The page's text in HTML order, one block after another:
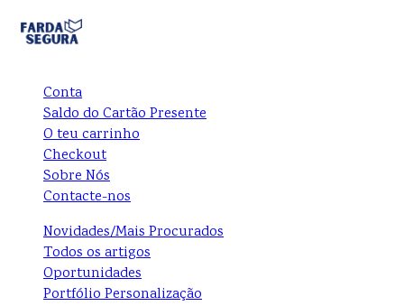
Conta
Saldo do Cartão Presente
O teu carrinho
Checkout
Sobre Nós
Contacte-nos
Novidades/Mais Procurados
Todos os artigos
Oportunidades
Portfólio Personalização